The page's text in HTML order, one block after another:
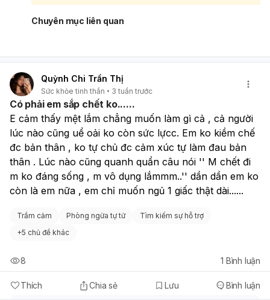
định chính xác.
Trong lúc chờ đi khám, em nên: tránh ở một mình khi đang
làm em khó chịu trước khi phản ứng. Nếu có ý nghĩ làm
và đi cấp cứu ngay.
Em không cần tự chịu đựng một mình, việc đi khám sớm là
rất đúng và cần thiết.
Chuyên mục liên quan
Quỳnh Chi Trần Thị
Sức khỏe tinh thần 3 tuần trước
Có phải em sắp chết ko......
E cảm thấy mệt lắm chẳng muốn làm gì cả , cả người
lúc nào cũng uể oải ko còn sức lựcc. Em ko kiềm chế
đc bản thân , ko tự chủ đc cảm xúc tự làm đau bản
thân . Lúc nào cũng quanh quẩn câu nói '' M chết đi
m ko đáng sống , m vô dụng lắmmm..'' dần dần em ko
còn là em nữa , em chỉ muốn ngủ 1 giấc thật dài......
Trầm cảm Phòng ngừa tự tử
Tìm kiếm sự hỗ trợ
+5 chủ đề khác
Thích Chia sẻ Lưu Bình luận
8 1 Bình luận